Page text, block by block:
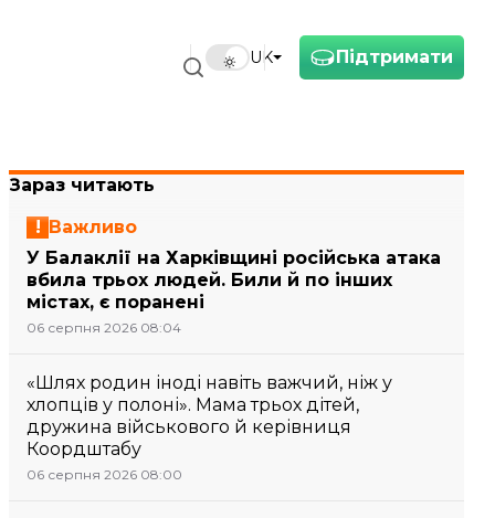
Підтримати
UK
Зараз читають
Важливо
У Балаклії на Харківщині російська атака
вбила трьох людей. Били й по інших
містах, є поранені
06 серпня 2026 08:04
«Шлях родин іноді навіть важчий, ніж у
хлопців у полоні». Мама трьох дітей,
дружина військового й керівниця
Коордштабу
06 серпня 2026 08:00